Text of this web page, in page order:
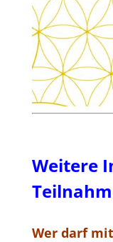
Weitere
Wer darf